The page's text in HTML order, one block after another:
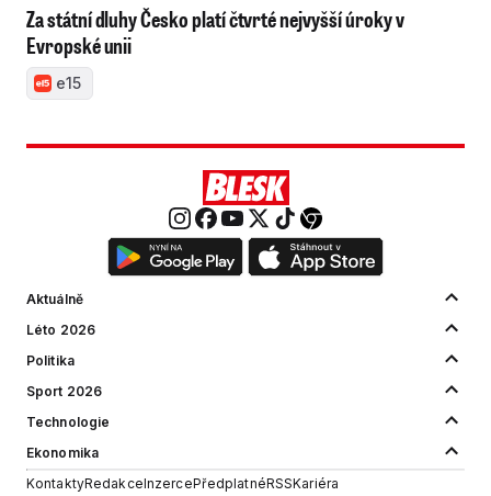
Za státní dluhy Česko platí čtvrté nejvyšší úroky v
Evropské unii
e15
Aktuálně
Léto 2026
Politika
Sport 2026
Technologie
Ekonomika
KontaktyRedakceInzercePředplatnéRSSKariéra